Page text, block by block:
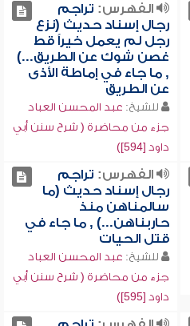
الفهرس: تراجم
رجال إسناد حديث (نزع
رجل لم يعمل خيراً قط
غصن شوك عن الطريق...)
, ما جاء في إماطة الأذى
عن الطريق
للشيخ: عبد المحسن العباد
جزء من محاضرة ( شرح سنن أبي
داود [594])
الفهرس: تراجم
رجال إسناد حديث (ما
سالمناهن منذ
حاربناهن...) , ما جاء في
قتل الحيات
للشيخ: عبد المحسن العباد
جزء من محاضرة ( شرح سنن أبي
داود [595])